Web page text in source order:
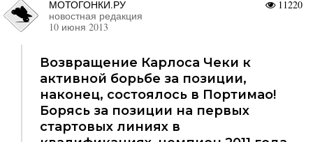
11220
МОТОГОНКИ.РУ
новостная редакция
10 июня 2013
Возвращение Карлоса Чеки к
активной борьбе за позиции,
наконец, состоялось в Портимао!
Борясь за позиции на первых
стартовых линиях в